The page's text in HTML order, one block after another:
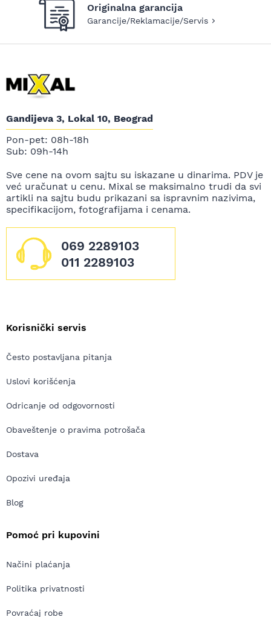
Originalna garancija
Garancije/Reklamacije/Servis
Gandijeva 3, Lokal 10, Beograd
Pon-pet: 08h-18h
Sub: 09h-14h
Sve cene na ovom sajtu su iskazane u dinarima. PDV je
već uračunat u cenu. Mixal se maksimalno trudi da svi
artikli na sajtu budu prikazani sa ispravnim nazivima,
specifikacijom, fotografijama i cenama.
069 2289103
011 2289103
Korisnički servis
Često postavljana pitanja
Uslovi korišćenja
Odricanje od odgovornosti
Obaveštenje o pravima potrošača
Dostava
Opozivi uređaja
Blog
Pomoć pri kupovini
Načini plaćanja
Politika privatnosti
Povraćaj robe